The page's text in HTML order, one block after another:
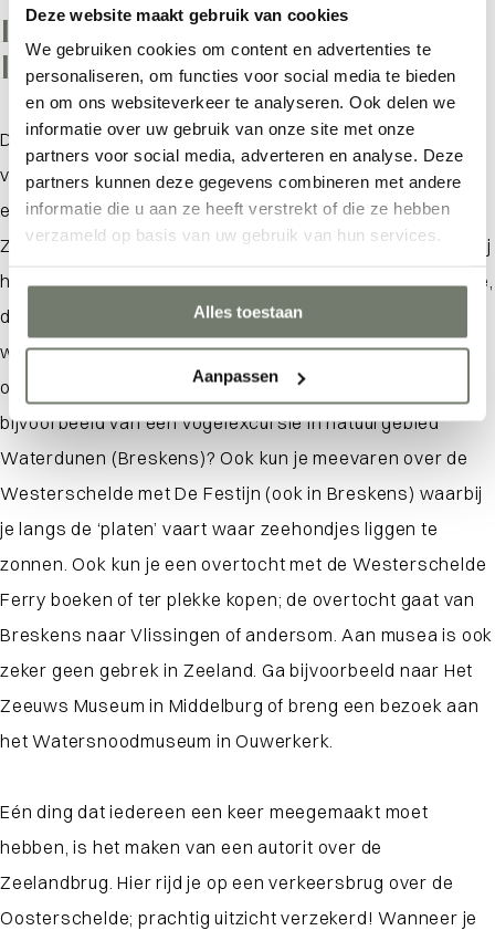
Deze website maakt gebruik van cookies
We gebruiken cookies om content en advertenties te
personaliseren, om functies voor social media te bieden
en om ons websiteverkeer te analyseren. Ook delen we
informatie over uw gebruik van onze site met onze
partners voor social media, adverteren en analyse. Deze
partners kunnen deze gegevens combineren met andere
informatie die u aan ze heeft verstrekt of die ze hebben
verzameld op basis van uw gebruik van hun services.
Alles toestaan
Aanpassen
Waar ben je naar op zoek?
De ideale omgeving voor een
last minute (wat te doen)
Dat Zeeland een ideale provincie is voor een spontane
vakantie had je waarschijnlijk al bedacht. Het is sowieso
een goed idee om vanuit je last minute bestemming in
Zeeland te gaan wandelen. De kans is groot dat je daarbij
helemaal niemand tegenkomt. Houd je van wat meer actie,
dan is een activiteit als golfen, fietsen of E-choppen
wellicht meer iets voor jou. In Zeeland worden trouwens
ook veel excursies aangeboden. Wat dacht je
bijvoorbeeld van een vogelexcursie in natuurgebied
Waterdunen (Breskens)? Ook kun je meevaren over de
Westerschelde met De Festijn (ook in Breskens) waarbij
je langs de ‘platen’ vaart waar zeehondjes liggen te
zonnen. Ook kun je een overtocht met de Westerschelde
Ferry boeken of ter plekke kopen; de overtocht gaat van
Breskens naar Vlissingen of andersom. Aan musea is ook
zeker geen gebrek in Zeeland. Ga bijvoorbeeld naar Het
Zeeuws Museum in Middelburg of breng een bezoek aan
het Watersnoodmuseum in Ouwerkerk.
Eén ding dat iedereen een keer meegemaakt moet
hebben, is het maken van een autorit over de
Zeelandbrug. Hier rijd je op een verkeersbrug over de
Oosterschelde; prachtig uitzicht verzekerd! Wanneer je